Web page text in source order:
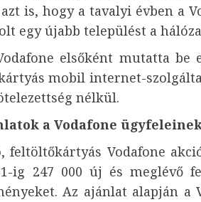
is, hogy a tavalyi évben a
egy újabb települést a
elsőként mutatta be
mobil internet-
nélkül.
a Vodafone
feltöltőkártyás Vodafone
ig 247 000 új és meglévő
Az ajánlat alapján a